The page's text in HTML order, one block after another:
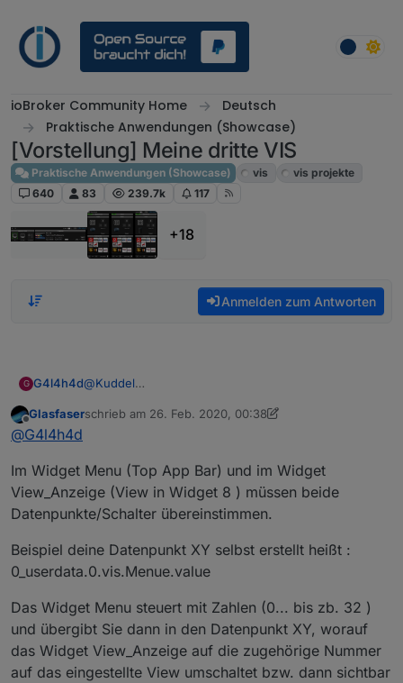
ioBroker Community Home
Deutsch
Praktische Anwendungen (Showcase)
[Vorstellung] Meine dritte VIS
Praktische Anwendungen (Showcase) vis
vis projekte
640
83 239.7k 117
+18
Anmelden zum Antworten
G G4l4h4d@Kuddel
bei mir einbinden, allerdings komme ich mit dem
Könntest du mir das bitte nochmal erklären.
Danke!
Offline
Glasfaserschrieb am 26. Feb. 2020, 00:38
zuletzt editiert von Glasfaser
@G4l4h4d
Im Widget Menu (Top App Bar) und im Widget
View_Anzeige (View in Widget 8 ) müssen beide
Datenpunkte/Schalter übereinstimmen.
Beispiel deine Datenpunkt XY selbst erstellt heißt :
0_userdata.0.vis.Menue.value
Das Widget Menu steuert mit Zahlen (0... bis zb. 32 )
und übergibt Sie dann in den Datenpunkt XY, worauf
das Widget View_Anzeige auf die zugehörige Nummer
auf das eingestellte View umschaltet bzw. dann sichtbar